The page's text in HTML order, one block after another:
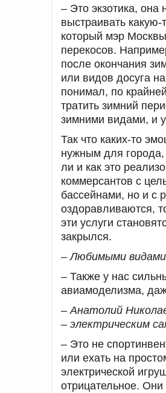
– Это экзотика, она
выстраивать
который мэр
перекосов.
после окончания
или видов досуга
понимал, по
тратить зимний
зимними видами, и
Так что каких-то
нужным для города,
ли и как это
коммерсантов с
бассейнами, но и с
оздоравливаются,
эти услуги
закрылся.
– Любимыми
– Также у нас
авиамоделизма,
– Анатолий
– электрическим
– Это не
или ехать на
электрической
отрицательное.